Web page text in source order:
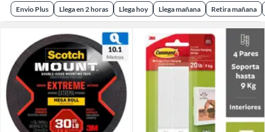
Envio Plus Llega en 2 horas Llega hoy Llega mañana Retira mañana